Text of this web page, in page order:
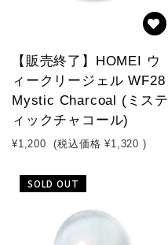
【販売終了】HOMEI ウ
ィークリージェル WF28
Mystic Charcoal (ミステ
ィックチャコール)
¥1,200 (税込価格 ¥1,320 )
SOLD OUT